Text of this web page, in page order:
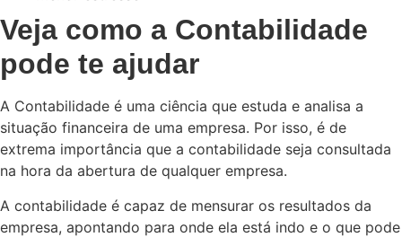
Veja como a Contabilidade
pode te ajudar
A Contabilidade é uma ciência que estuda e analisa a
situação financeira de uma empresa. Por isso, é de
extrema importância que a contabilidade seja consultada
na hora da abertura de qualquer empresa.
A contabilidade é capaz de mensurar os resultados da
empresa, apontando para onde ela está indo e o que pode